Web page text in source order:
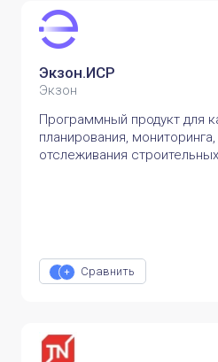
Экзон.ИСР
Экзон
Программный продукт для
планирования,
отслеживания
Сравнить